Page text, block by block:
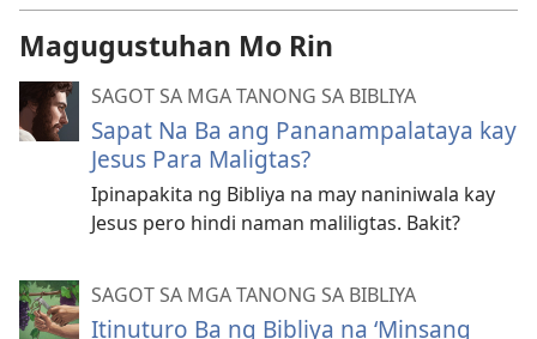
Magugustuhan Mo Rin
SAGOT SA MGA TANONG SA BIBLIYA
Sapat Na Ba ang Pananampalataya kay
Jesus Para Maligtas?
Ipinapakita ng Bibliya na may naniniwala kay
Jesus pero hindi naman maliligtas. Bakit?
SAGOT SA MGA TANONG SA BIBLIYA
Itinuturo Ba ng Bibliya na ‘Minsang